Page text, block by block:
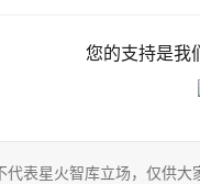
您的支持是我
表星火智库立场，仅供大